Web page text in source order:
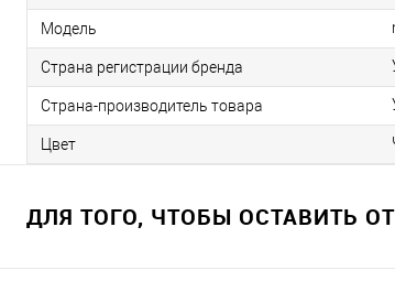
Модель
Страна регистрации бренда
Страна-производитель товара
Цвет
ДЛЯ ТОГО, ЧТОБЫ ОСТАВИТЬ